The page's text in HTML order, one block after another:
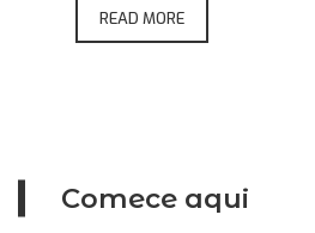
Comece aqui
READ MORE